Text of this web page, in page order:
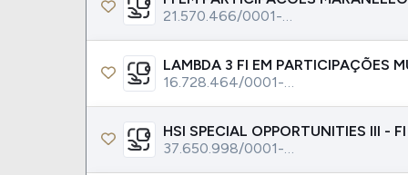
21.570.466/0001-00
16.728.464/0001-59
37.650.998/0001-80